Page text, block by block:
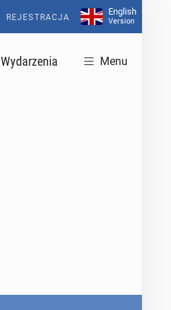
REJESTRACJA
English
Version
Wydarzenia Menu